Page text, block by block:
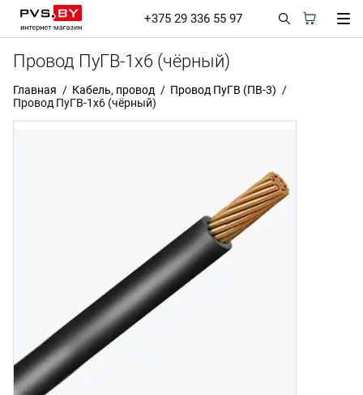
+375 29 336 55 97
Провод ПуГВ-1х6 (чёрный)
Главная Кабель, провод
Провод ПуГВ (ПВ-3)
Провод ПуГВ-1х6 (чёрный)